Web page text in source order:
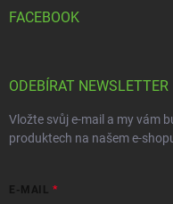
FACEBOOK
ODEBÍRAT NEWSLETTER
Vložte svůj e-mail a my vám
produktech na našem e-
E-MAIL